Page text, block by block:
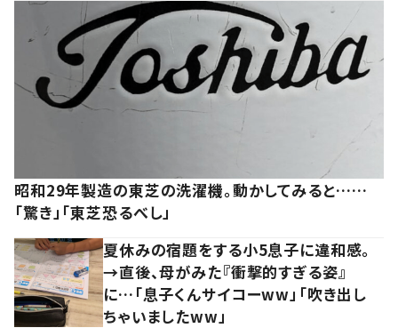
昭和29年製造の東芝の洗濯機。動かしてみると……
「驚き」「東芝恐るべし」
夏休みの宿題をする小5息子に違和感。
→直後、母がみた『衝撃的すぎる姿』
に…「息子くんサイコーww」「吹き出し
ちゃいましたww」